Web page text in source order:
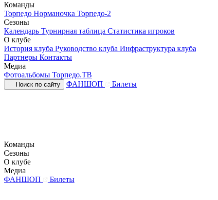
Команды
Торпедо Норманочка Торпедо-2
Сезоны
Календарь Турнирная таблица Статистика игроков
О клубе
История клуба Руководство клуба Инфраструктура клуба
Партнеры Контакты
Медиа
Фотоальбомы Торпедо.ТВ
Поиск по сайту ФАНШОП Билеты
Команды
Сезоны
О клубе
Медиа
ФАНШОП
Билеты